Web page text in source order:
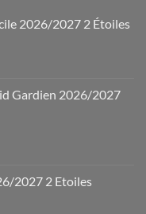
2026/2027 2 Étoiles
Gardien 2026/2027
2027 2 Etoiles